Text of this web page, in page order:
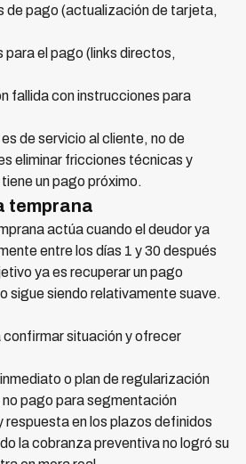
de pago (actualización de tarjeta,
el pago (links directos,
fallida con instrucciones para
de servicio al cliente, no de
eliminar fricciones técnicas y
un pago próximo.
temprana
actúa cuando el deudor ya
entre los días 1 y 30 después
ya es recuperar un pago
sigue siendo relativamente suave.
situación y ofrecer
o plan de regularización
pago para segmentación
respuesta en los plazos definidos
la cobranza preventiva no logró su